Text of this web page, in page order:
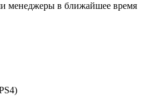
менеджеры в ближайшее время